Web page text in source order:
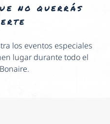
no querrás
los eventos especiales
lugar durante todo el